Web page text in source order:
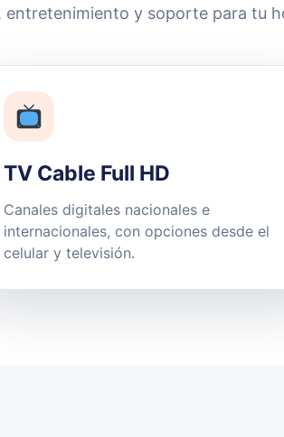
entretenimiento y soporte para tu
TV Cable Full HD
Canales digitales nacionales e
internacionales, con opciones desde el
celular y televisión.